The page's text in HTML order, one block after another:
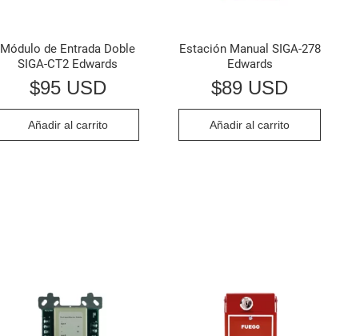
Módulo de Entrada Doble
SIGA-CT2 Edwards
$95 USD
Añadir al carrito
Estación Manual SIGA-278
Edwards
$89 USD
Añadir al carrito